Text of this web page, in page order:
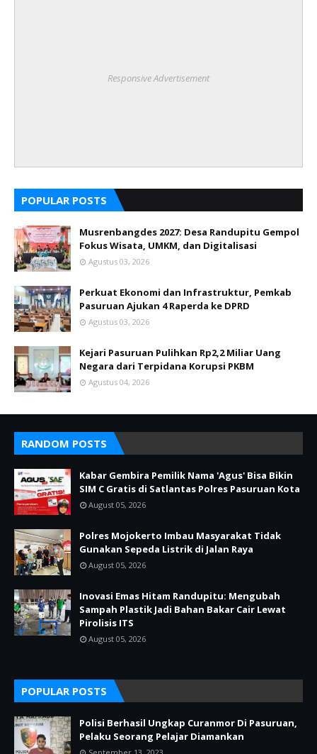
Responsive Advertisement
POPULAR POSTS
Musrenbangdes 2027: Desa Randupitu Gempol
Fokus Wisata, UMKM, dan Digitalisasi
Agustus 03, 2026
Perkuat Ekonomi dan Infrastruktur, Pemkab
Pasuruan Ajukan 4 Raperda ke DPRD
Agustus 03, 2026
Kejari Pasuruan Pulihkan Rp2,2 Miliar Uang
Negara dari Terpidana Korupsi PKBM
Agustus 04, 2026
RANDOM POSTS
Kabar Gembira Pemilik Nama 'Agus' Bisa Bikin
SIM C Gratis di Satlantas Polres Pasuruan Kota
August 05, 2026
Polres Mojokerto Imbau Masyarakat Tidak
Gunakan Sepeda Listrik di Jalan Raya
August 05, 2026
Inovasi Emas Hitam Randupitu: Mengubah
Sampah Plastik Jadi Bahan Bakar Cair Lewat
Pirolisis ITS
August 05, 2026
POPULAR POSTS
Polisi Berhasil Ungkap Curanmor Di Pasuruan,
Pelaku Seorang Pelajar Diamankan